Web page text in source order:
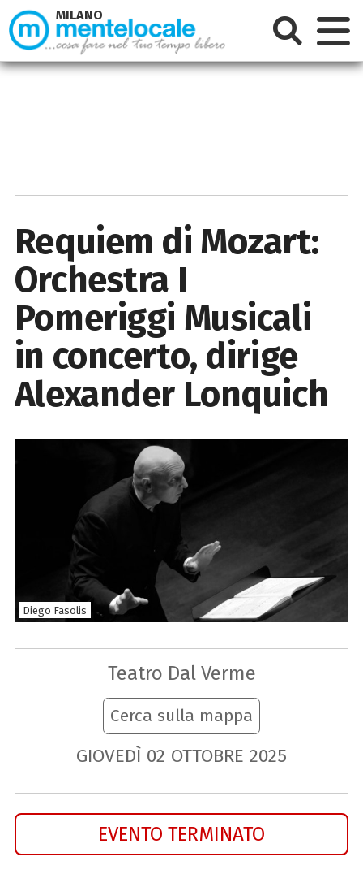
Requiem di Mozart:
Orchestra I
Pomeriggi Musicali
in concerto, dirige
Alexander Lonquich
Diego Fasolis
Teatro Dal Verme
Cerca sulla mappa
GIOVEDÌ 02 OTTOBRE 2025
EVENTO TERMINATO
MILANO